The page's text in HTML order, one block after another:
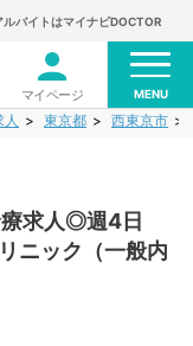
バイトはマイナビDOCTOR
マイページ MENU
人 東京都 西東京市
療求人◎週4日
ニック（一般内